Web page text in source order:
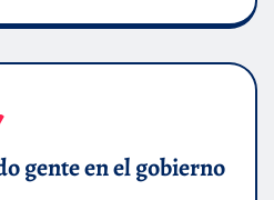
gente en el gobierno